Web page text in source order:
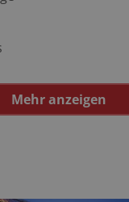
Mehr anzeigen